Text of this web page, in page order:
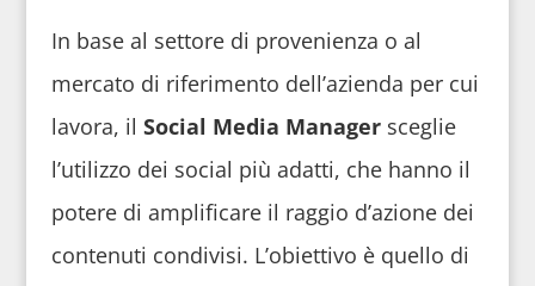
In base al settore di provenienza o al
mercato di riferimento dell’azienda per cui
lavora, il Social Media Manager sceglie
l’utilizzo dei social più adatti, che hanno il
potere di amplificare il raggio d’azione dei
contenuti condivisi. L’obiettivo è quello di